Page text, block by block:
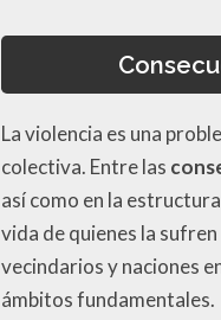
La violencia es una
colectiva. Entre las
así como en la
vida de quienes la
vecindarios y naciones
ámbitos fundamentales.